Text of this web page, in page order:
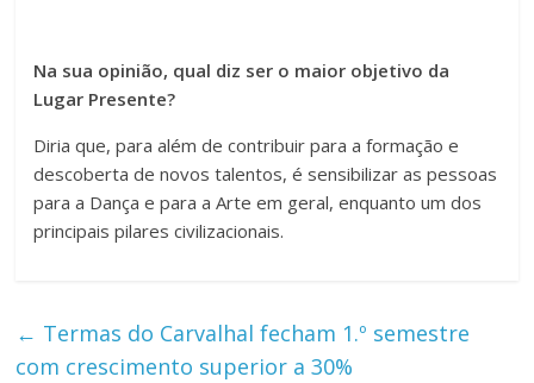
Na sua opinião, qual diz ser o maior objetivo da
Lugar Presente?
Diria que, para além de contribuir para a formação e
descoberta de novos talentos, é sensibilizar as pessoas
para a Dança e para a Arte em geral, enquanto um dos
principais pilares civilizacionais.
← Termas do Carvalhal fecham 1.º semestre
com crescimento superior a 30%